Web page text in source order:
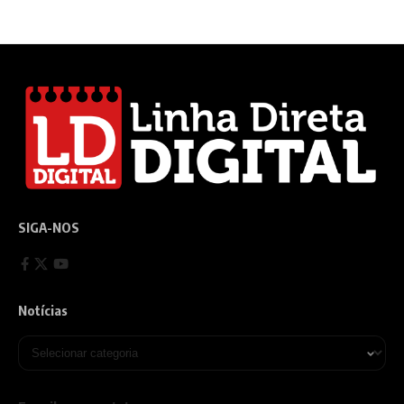
SIGA-NOS
Notícias